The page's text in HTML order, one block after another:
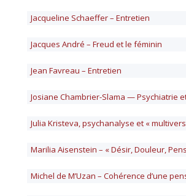
Jacqueline Schaeffer – Entretien
Jacques André – Freud et le féminin
Jean Favreau – Entretien
Josiane Chambrier-Slama — Psychiatrie
Julia Kristeva, psychanalyse et «
Marilia Aisenstein – « Désir, Douleur,
Michel de M’Uzan – Cohérence d’une